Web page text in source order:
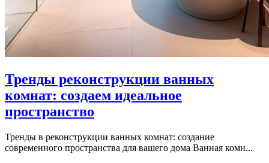
Тренды реконструкции ванных
комнат: создаем идеальное
пространство
Тренды в реконструкции ванных комнат: создание
современного пространства для вашего дома Ванная комн...